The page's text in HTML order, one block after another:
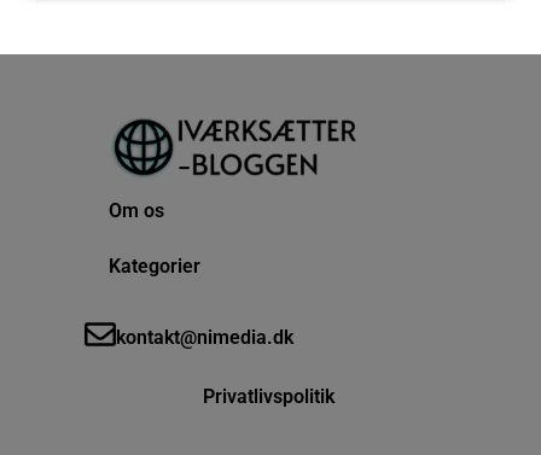
Om os
Kategorier
kontakt@nimedia.dk
Privatlivspolitik